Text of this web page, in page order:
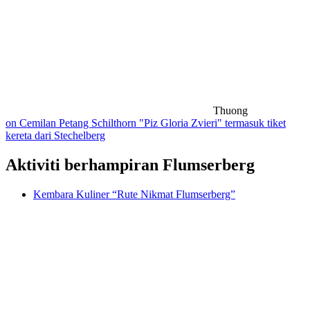
Thuong
on Cemilan Petang Schilthorn "Piz Gloria Zvieri" termasuk tiket
kereta dari Stechelberg
Aktiviti berhampiran Flumserberg
Kembara Kuliner “Rute Nikmat Flumserberg”